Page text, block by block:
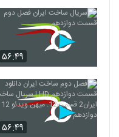
۵۶:۴۹
۵۶:۴۹